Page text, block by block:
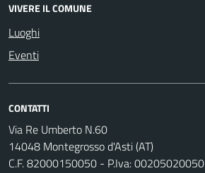
VIVERE IL COMUNE
Luoghi
Eventi
CONTATTI
Via Re Umberto N.60
14048 Montegrosso d'Asti (AT)
C.F. 82000150050 - P.Iva: 00205020050